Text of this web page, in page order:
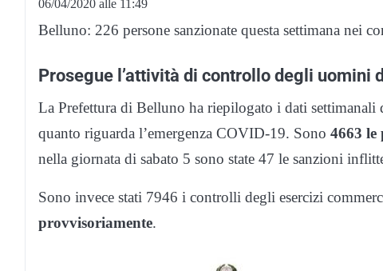
06/04/2020 alle 11:49
Belluno: 226 persone sanzionate questa settimana nei
Prosegue l’attività di controllo degli uomini
La Prefettura di Belluno ha riepilogato i dati
quanto riguarda l’emergenza COVID-19. Sono 4663 le
nella giornata di sabato 5 sono state 47 le sanzioni
Sono invece stati 7946 i controlli degli esercizi
provvisoriamente.